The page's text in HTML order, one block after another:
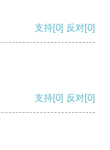
支持[0] 反对[0]
支持[0] 反对[0]